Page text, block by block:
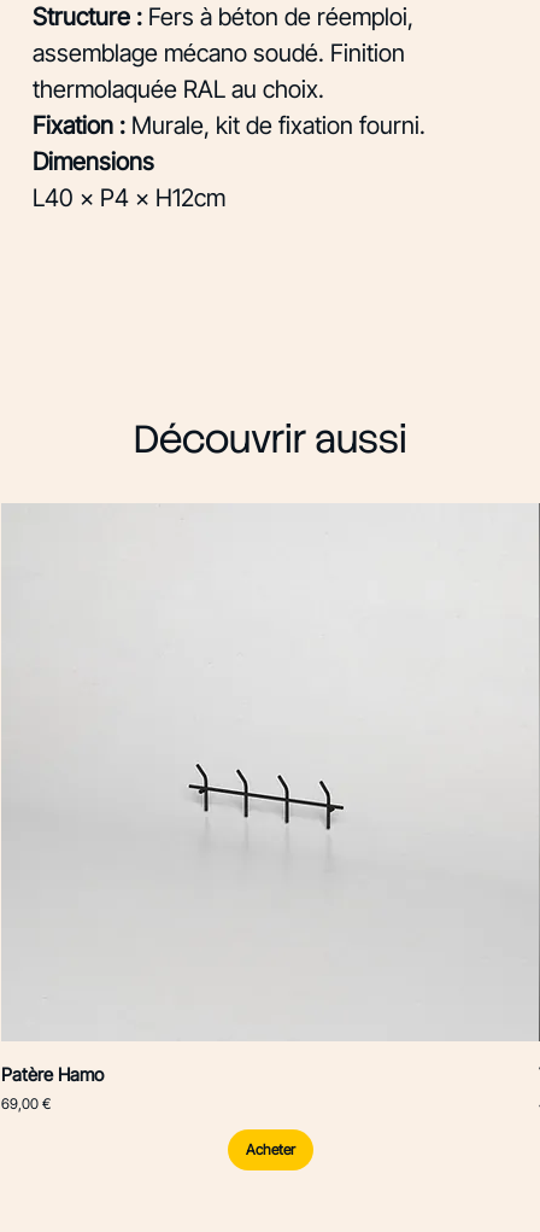
Structure :Fers à béton de réemploi,
assemblage mécano soudé. Finition
thermolaquée RAL au choix.
Fixation :Murale, kit de fixation fourni.
Dimensions
L40 × P4 × H12cm
Découvrir aussi
Patère Hamo
Prix
69,00 €
Acheter